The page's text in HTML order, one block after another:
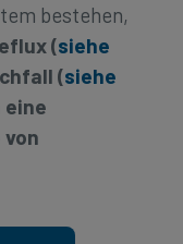
bestehen,
(siehe
(siehe
eine